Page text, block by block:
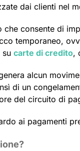
dai clienti nel
consente di
temporaneo,
su carte di credito,
alcun
di un
del circuito di
ai pagamenti